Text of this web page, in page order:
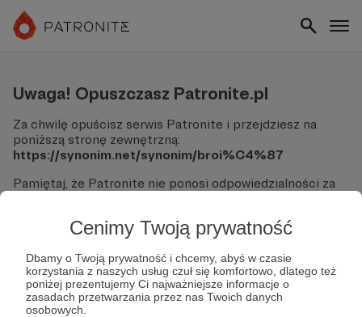
Cenimy Twoją prywatność
Dbamy o Twoją prywatność i chcemy, abyś w czasie
korzystania z naszych usług czuł się komfortowo, dlatego też
poniżej prezentujemy Ci najważniejsze informacje o
zasadach przetwarzania przez nas Twoich danych
osobowych.
Uwaga! Opuszczasz Patronite.pl
Za chwilę opuścisz serwis Patronite i przejdziesz na
poniższą stronę zewnętrzną:
https://synonim.net/synonim/broi%C4%87
Pamiętaj, że Patronite nie ponosi odpowiedzialności za
Nie podawaj swoich danych logowania ani informacji
finansowych na podjerzanych stronach.
Sprawdź dokładnie adres URL, zanim klikniesz przycisk
"Tak, przejdź do strony".
Jeśli masz wątpliwości, wróć do Patronite i zweryfikuj
link.